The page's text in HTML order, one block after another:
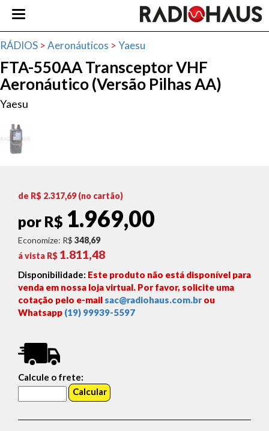
RÁDIOS >Aeronáuticos >Yaesu
FTA-550AA Transceptor VHF
Aeronáutico (Versão Pilhas AA)
Yaesu
de R$ 2.317,69(no cartão)
por R$ 1.969,00
Economize: R$ 348,69
á vista R$ 1.811,48
Disponibilidade: Este produto não está disponível para
venda em nossa loja virtual. Por favor, solicite uma
cotação pelo e-mail sac@radiohaus.com.brou
Whatsapp (19) 99939-5597
Calcule o frete: